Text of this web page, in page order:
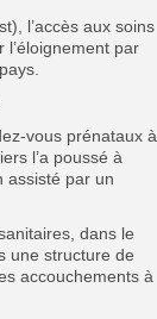
l’accès aux soins
par
vous prénataux à
l’a poussé à
assisté par un
dans le
une structure de
accouchements à